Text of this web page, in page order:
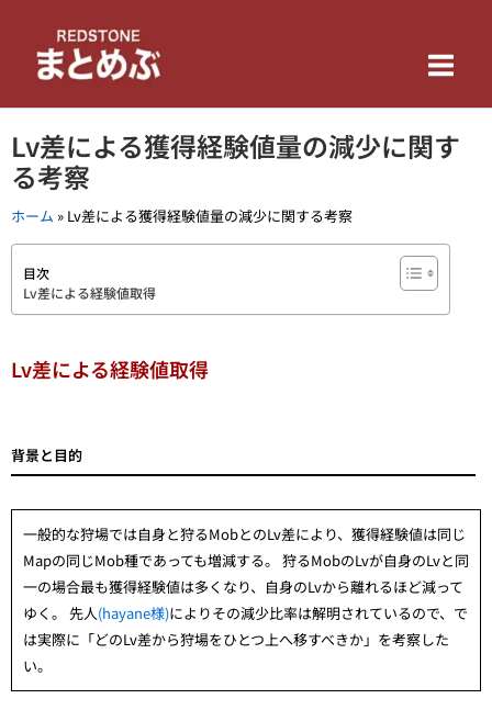
キ
ッ
プ
Lv差による獲得経験値量の減少に関す
る考察
ホーム » Lv差による獲得経験値量の減少に関する考察
目次
Lv差による経験値取得
Lv差による経験値取得
背景と目的
一般的な狩場では自身と狩るMobとのLv差により、獲得経験値は同じ
Mapの同じMob種であっても増減する。 狩るMobのLvが自身のLvと同
一の場合最も獲得経験値は多くなり、自身のLvから離れるほど減って
ゆく。 先人(hayane様)によりその減少比率は解明されているので、で
は実際に「どのLv差から狩場をひとつ上へ移すべきか」を考察した
い。